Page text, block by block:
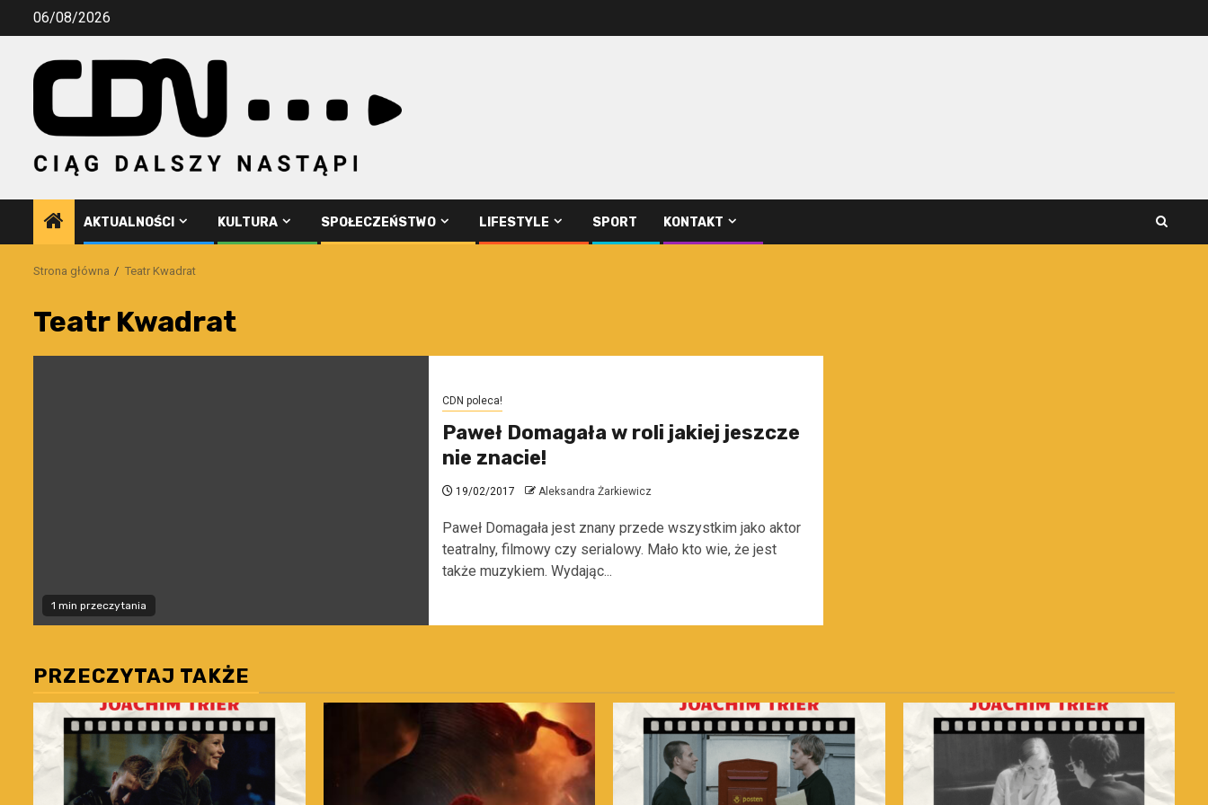
Przejdź06/08/2026
AKTUALNOŚCI KULTURA SPOŁECZEŃSTWO LIFESTYLE SPORT KONTAKT
Strona główna Teatr Kwadrat
Teatr Kwadrat
1 min przeczytania
CDN poleca!
Paweł Domagała w roli jakiej jeszcze
nie znacie!
19/02/2017 Aleksandra Żarkiewicz
Paweł Domagała jest znany przede wszystkim jako aktor
teatralny, filmowy czy serialowy. Mało kto wie, że jest
także muzykiem. Wydając...
PRZECZYTAJ TAKŻE